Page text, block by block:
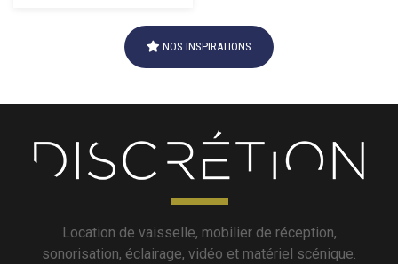
NOS INSPIRATIONS
Location de vaisselle, mobilier de réception,
sonorisation, éclairage, vidéo et matériel scénique.